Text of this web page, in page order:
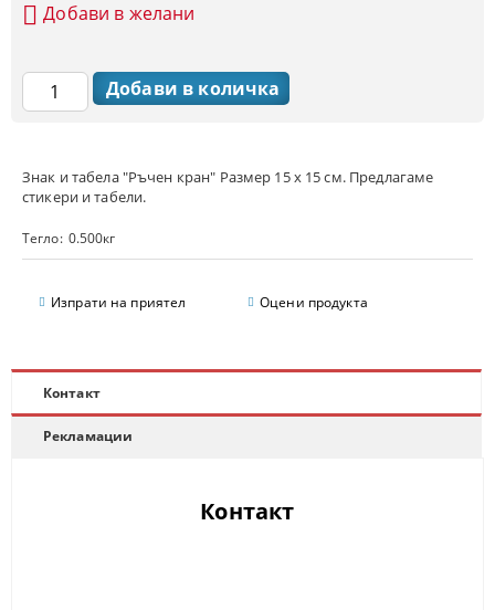
Знак и табела "Ръчен кран" Размер 15 х 15 см. Предлагаме
стикери и табели.
Тегло: 0.500кг
Изпрати на приятел Оцени продукта
Добави в желани
Контакт
Рекламации
Контакт